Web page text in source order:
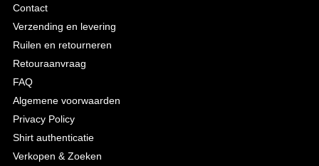
Contact
Verzending en levering
Ruilen en retourneren
Retouraanvraag
FAQ
Algemene voorwaarden
Privacy Policy
Shirt authenticatie
Verkopen & Zoeken